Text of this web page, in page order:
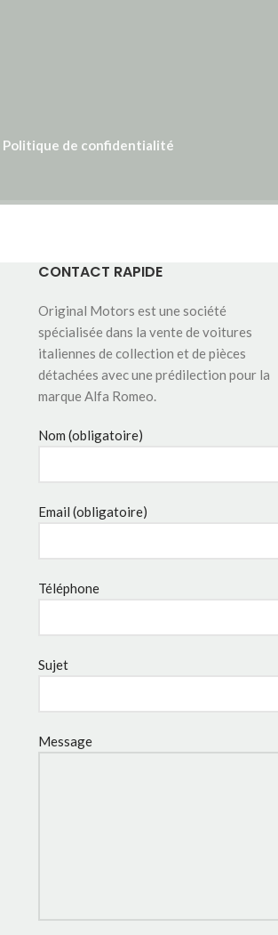
Politique de confidentialité
CONTACT RAPIDE
Original Motors est une société
spécialisée dans la vente de voitures
italiennes de collection et de pièces
détachées avec une prédilection pour la
marque Alfa Romeo.
Nom (obligatoire)
Email (obligatoire)
Téléphone
Sujet
Message